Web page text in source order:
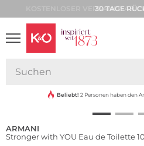
30 TAGE
VIBES
Beliebt! 2 Personen haben den
ARMANI
Stronger with YOU Eau de Toilette